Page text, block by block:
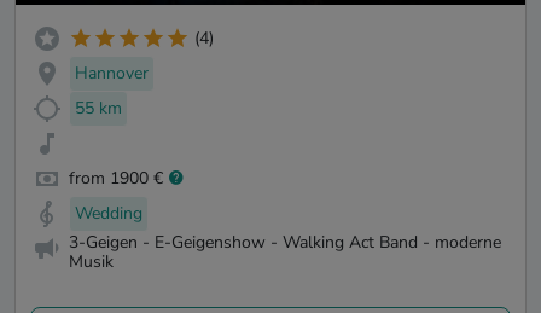
(4)
Hannover
55 km
from 1900 €
Wedding
3-Geigen - E-Geigenshow - Walking Act Band - moderne
Musik